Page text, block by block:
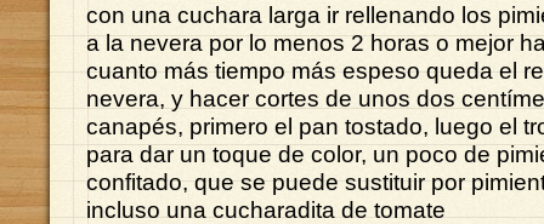
con una cuchara larga ir rellenando los
a la nevera por lo menos 2 horas o mejor
cuanto más tiempo más espeso queda el
nevera, y hacer cortes de unos dos
canapés, primero el pan tostado, luego el
para dar un toque de color, un poco de
confitado, que se puede sustituir por
incluso una cucharadita de tomate